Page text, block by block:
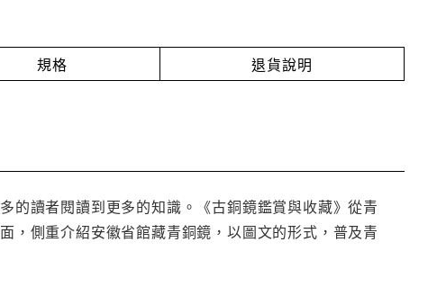
規格 退貨說明
的讀者閱讀到更多的知識。《古銅鏡鑑賞與收藏》從青
，側重介紹安徽省館藏青銅鏡，以圖文的形式，普及青